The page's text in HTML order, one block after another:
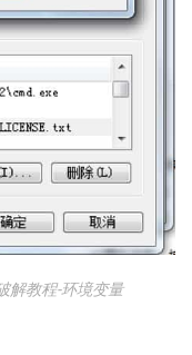
解教程-环境变量